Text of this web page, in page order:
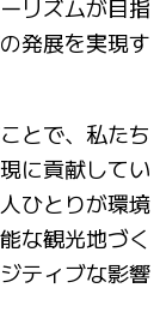
リズムが目指
発展を実現す
とで、私たち
に貢献してい
ひとりが環境
な観光地づく
ティブな影響